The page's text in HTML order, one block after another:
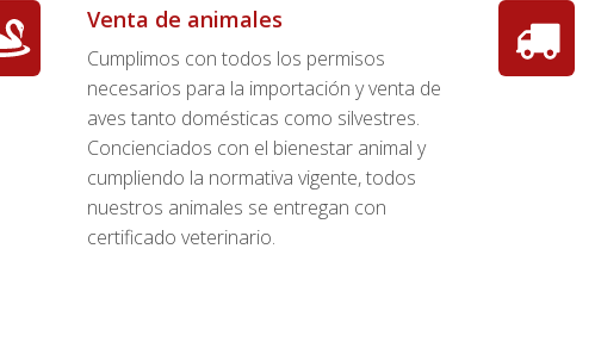
Venta de animales
Cumplimos con todos los permisos
necesarios para la importación y venta de
aves tanto domésticas como silvestres.
Concienciados con el bienestar animal y
cumpliendo la normativa vigente, todos
nuestros animales se entregan con
certificado veterinario.